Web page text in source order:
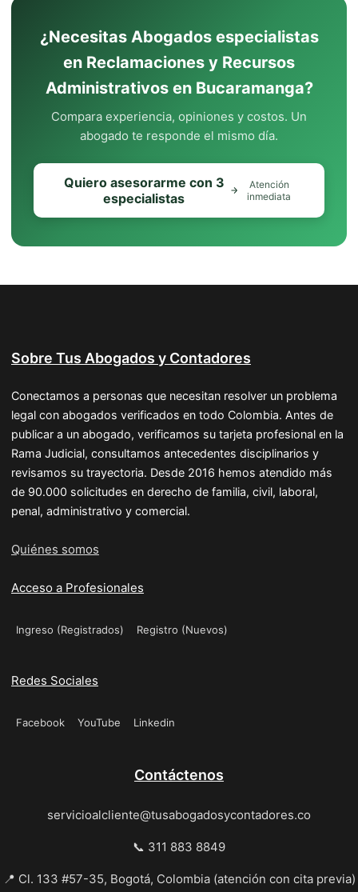
¿Necesitas Abogados especialistas
en Reclamaciones y Recursos
Administrativos en Bucaramanga?
Compara experiencia, opiniones y costos. Un
abogado te responde el mismo día.
Quiero asesorarme con 3
especialistas
Atención
inmediata
Sobre Tus Abogados y Contadores
Conectamos a personas que necesitan resolver un problema
legal con abogados verificados en todo Colombia. Antes de
publicar a un abogado, verificamos su tarjeta profesional en la
Rama Judicial, consultamos antecedentes disciplinarios y
revisamos su trayectoria. Desde 2016 hemos atendido más
de 90.000 solicitudes en derecho de familia, civil, laboral,
penal, administrativo y comercial.
Quiénes somos
Acceso a Profesionales
Ingreso (Registrados) Registro (Nuevos)
Redes Sociales
Facebook YouTube Linkedin
Contáctenos
servicioalcliente@tusabogadosycontadores.co
📞 311 883 8849
📍 Cl. 133 #57-35, Bogotá, Colombia (atención con cita previa)